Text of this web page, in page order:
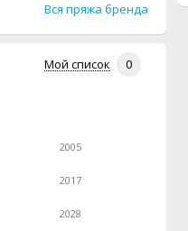
Вся пряжа бренда
Мой список 0
2005
2017
2028